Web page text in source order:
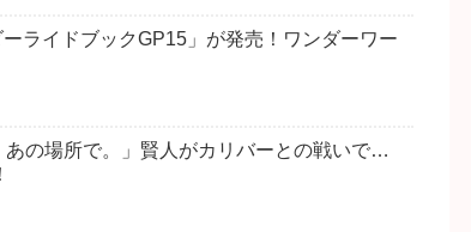
ライドブックGP15」が発売！ワンダーワー
あの場所で。」賢人がカリバーとの戦いで…